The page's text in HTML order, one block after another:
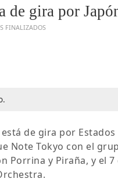
de gira por
FINALIZADOS
está de gira por
Note Tokyo con el
Porrina y Piraña, y el